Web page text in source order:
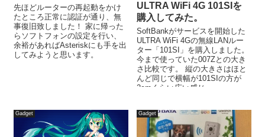
先ほどルーターの再起動をかけ
たところ正常に認証が通り、無
事復旧致しました！ 家に帰った
らソフトフォンの設定を行い、
余裕があればAsteriskにも手を出
してみようと思います。
ULTRA WiFi 4G 101SIを
購入してみた。
SoftBankがサービスを開始した
ULTRA WiFi 4Gの無線LANルー
ター「101SI」を購入しました。
今まで使っていた007Zとの大き
さ比較です。 縦の大きさはほと
んど同じで横幅が101SIの方が
2cmくらい広い感じ...
Gadget Gadget